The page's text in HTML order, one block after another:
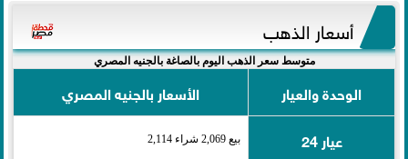
أسعار الذهب
متوسط سعر الذهب اليوم بالصاغة بالجنيه المصري
الوحدة والعيار
الأسعار بالجنيه المصري
عيار 24
بيع 2,069 شراء 2,114